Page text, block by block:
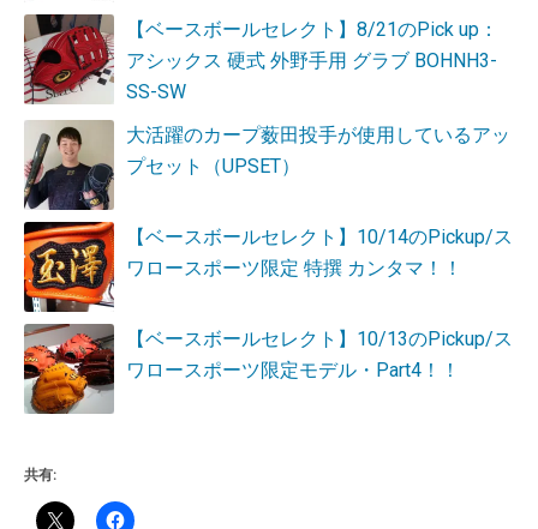
【ベースボールセレクト】8/21のPick up：
アシックス 硬式 外野手用 グラブ BOHNH3-
SS-SW
大活躍のカープ薮田投手が使用しているアッ
プセット（UPSET）
【ベースボールセレクト】10/14のPickup/ス
ワロースポーツ限定 特撰 カンタマ！！
【ベースボールセレクト】10/13のPickup/ス
ワロースポーツ限定モデル・Part4！！
共有: